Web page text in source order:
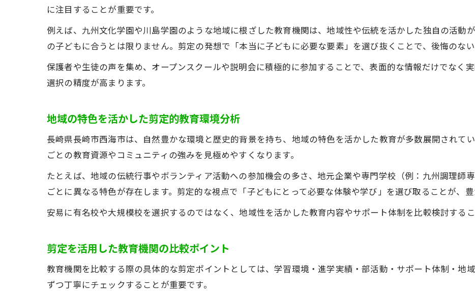
進学先選びで活きる剪定の知見まとめ
剪定の考え方が進学先選びに活きる理由
進学判断で役立つ剪定的アプローチの整理
に注目することが重要です。
例えば、九州文化学園や川島学園のような地域に根ざした教育機関は、地域性や伝統を活かした独自の活動
の子どもに合うとは限りません。剪定の発想で「本当に子どもに必要な要素」を選び抜くことで、後悔のない
保護者や生徒の声を集め、オープンスクールや説明会に積極的に参加することで、表面的な情報だけでなく
選択の精度が高まります。
地域の特色を活かした剪定的教育環境分析
長崎県長崎市西海市は、自然豊かな環境と歴史的背景を持ち、地域の特色を活かした教育が多数展開されて
ごとの教育資源やコミュニティの強みを見極めやすくなります。
たとえば、地域の伝統行事やボランティア活動への参加機会の多さ、地元企業や専門学校（例：九州調理師
ごとに異なる特色が存在します。剪定的な視点で「子どもにとって必要な体験や学び」を選び取ることが、豊
安易に有名校や大規模校を選択するのではなく、地域性を活かした教育内容やサポート体制を比較検討するこ
剪定を活用した教育機関の比較ポイント
教育機関を比較する際の具体的な剪定ポイントとしては、学習環境・進学実績・部活動・サポート体制・地
ずつ丁寧にチェックすることが重要です。
お問い合わせはこちら
お問い合わせはこちら